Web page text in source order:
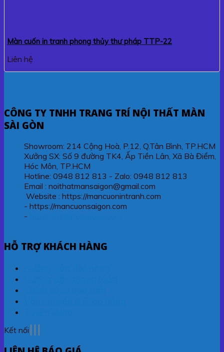
Màn cuốn in tranh phong thủy thư pháp TTP-22
Liên hệ
CÔNG TY TNHH TRANG TRÍ NỘI THẤT MÀN
SÀI GÒN
Showroom: 214 Cộng Hoà, P.12, Q.Tân Bình, TP.HCM
Xưởng SX: Số 9 đường TK4, Ấp Tiền Lân, Xã Bà Điểm,
Hóc Môn, TP.HCM
Hotline: 0948 812 813 - Zalo: 0948 812 813
Email : noithatmansaigon@gmail.com
Website : https://mancuonintranh.com
- https://mancuonsaigon.com
-
HỖ TRỢ KHÁCH HÀNG
Kết nối